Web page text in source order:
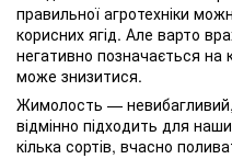
правильної агротехніки
корисних ягід. Але варто
негативно позначається на
може знизитися.
Жимолость — невибагливий,
відмінно підходить для
кілька сортів, вчасно